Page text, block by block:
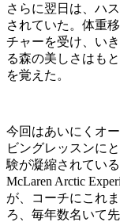
さらに翌日は、ハ
されていた。体重
チャーを受け、い
る森の美しさはも
を覚えた。
今回はあいにくオ
ビングレッスンに
験が凝縮されてい
McLaren Arctic
が、コーチにこれ
ろ、毎年数名いて